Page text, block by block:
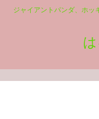
ジャイアントパンダ、ホッ